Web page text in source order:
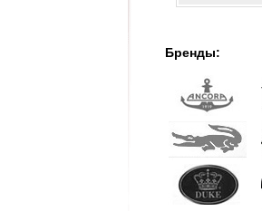
Бренды: